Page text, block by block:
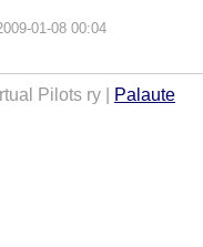
01-08 00:04
Pilots ry | Palaute